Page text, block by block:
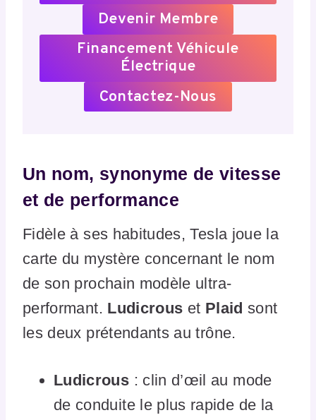
Devenir Membre
Financement Véhicule
Électrique
Contactez-Nous
Un nom, synonyme de vitesse
et de performance
Fidèle à ses habitudes, Tesla joue la
carte du mystère concernant le nom
de son prochain modèle ultra-
performant. Ludicrous et Plaid sont
les deux prétendants au trône.
Ludicrous : clin d’œil au mode
de conduite le plus rapide de la